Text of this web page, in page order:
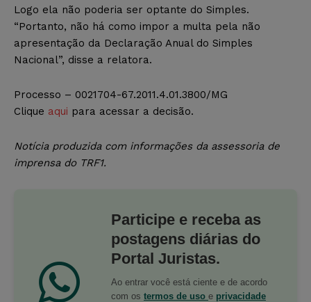
Logo ela não poderia ser optante do Simples.
“Portanto, não há como impor a multa pela não
apresentação da Declaração Anual do Simples
Nacional”, disse a relatora.
Processo – 0021704-67.2011.4.01.3800/MG
Clique aqui para acessar a decisão.
Notícia produzida com informações da assessoria de
imprensa do TRF1.
Participe e receba as
postagens diárias do
Portal Juristas.
Ao entrar você está ciente e de acordo
com os termos de uso e privacidade